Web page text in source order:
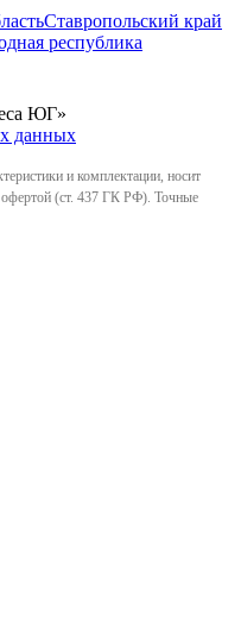
Ставропольский край
республика
ЮГ»
данных
и комплектации, носит
офертой (ст. 437 ГК РФ). Точные